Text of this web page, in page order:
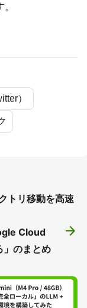
）
トリ移動を高速
arrow_forward
Cloud
のまとめ